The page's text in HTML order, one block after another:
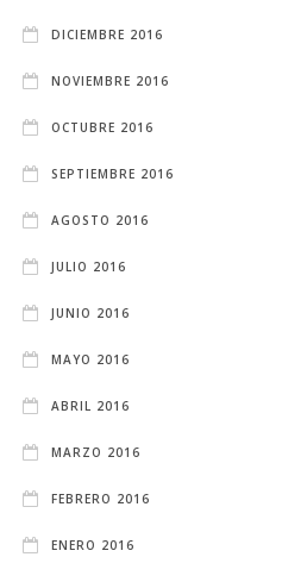
DICIEMBRE 2016
NOVIEMBRE 2016
OCTUBRE 2016
SEPTIEMBRE 2016
AGOSTO 2016
JULIO 2016
JUNIO 2016
MAYO 2016
ABRIL 2016
MARZO 2016
FEBRERO 2016
ENERO 2016